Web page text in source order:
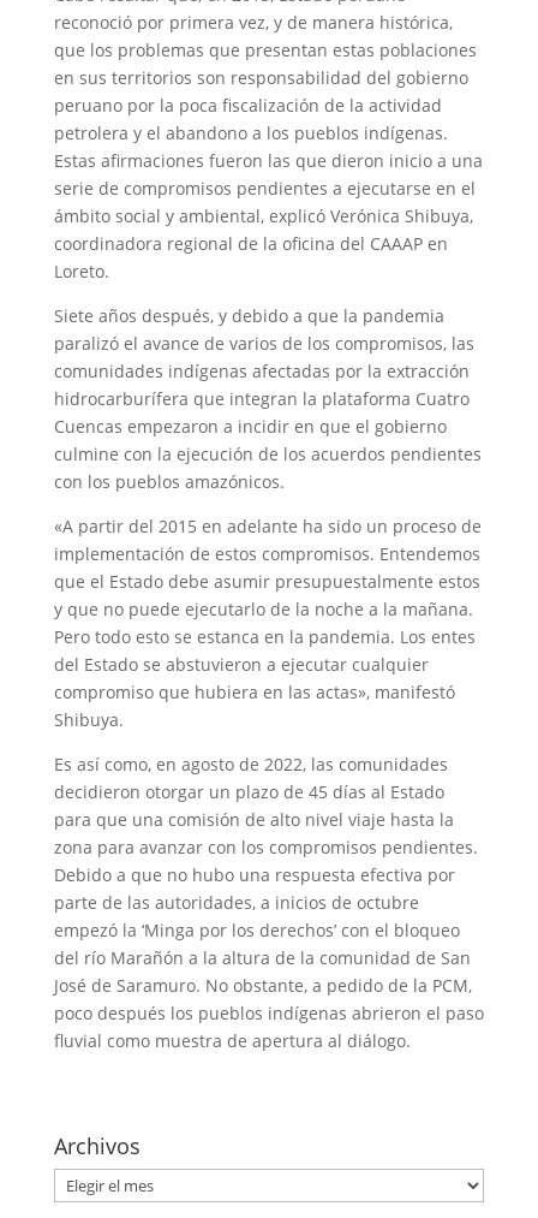
reconoció por primera vez, y de manera histórica,
que los problemas que presentan estas poblaciones
en sus territorios son responsabilidad del gobierno
peruano por la poca fiscalización de la actividad
petrolera y el abandono a los pueblos indígenas.
Estas afirmaciones fueron las que dieron inicio a una
serie de compromisos pendientes a ejecutarse en el
ámbito social y ambiental, explicó Verónica Shibuya,
coordinadora regional de la oficina del CAAAP en
Loreto.
Siete años después, y debido a que la pandemia
paralizó el avance de varios de los compromisos, las
comunidades indígenas afectadas por la extracción
hidrocarburífera que integran la plataforma Cuatro
Cuencas empezaron a incidir en que el gobierno
culmine con la ejecución de los acuerdos pendientes
con los pueblos amazónicos.
«A partir del 2015 en adelante ha sido un proceso de
implementación de estos compromisos. Entendemos
que el Estado debe asumir presupuestalmente estos
y que no puede ejecutarlo de la noche a la mañana.
Pero todo esto se estanca en la pandemia. Los entes
del Estado se abstuvieron a ejecutar cualquier
compromiso que hubiera en las actas», manifestó
Shibuya.
Es así como, en agosto de 2022, las comunidades
decidieron otorgar un plazo de 45 días al Estado
para que una comisión de alto nivel viaje hasta la
zona para avanzar con los compromisos pendientes.
Debido a que no hubo una respuesta efectiva por
parte de las autoridades, a inicios de octubre
empezó la ‘Minga por los derechos’ con el bloqueo
del río Marañón a la altura de la comunidad de San
José de Saramuro. No obstante, a pedido de la PCM,
poco después los pueblos indígenas abrieron el paso
fluvial como muestra de apertura al diálogo.
Archivos
Archivos